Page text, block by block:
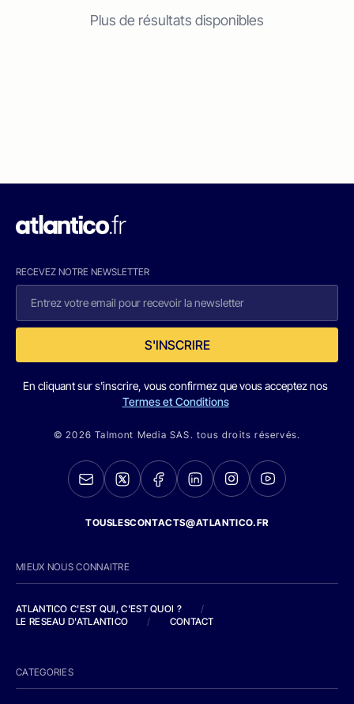
Plus de résultats disponibles
RECEVEZ NOTRE NEWSLETTER
S'INSCRIRE
En cliquant sur s'inscrire, vous confirmez que vous acceptez nos
Termes et Conditions
© 2026 Talmont Media SAS. tous droits réservés.
TOUSLESCONTACTS@ATLANTICO.FR
MIEUX NOUS CONNAITRE
ATLANTICO C'EST QUI, C'EST QUOI ?
/
LE RESEAU D'ATLANTICO
/ CONTACT
CATEGORIES